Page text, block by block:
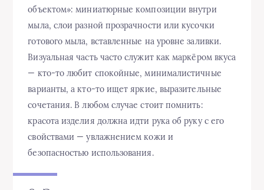
объектом»: миниатюрные композиции внутри
мыла, слои разной прозрачности или кусочки
готового мыла, вставленные на уровне заливки.
Визуальная часть часто служит как маркёром вкуса
— кто-то любит спокойные, минималистичные
варианты, а кто-то ищет яркие, выразительные
сочетания. В любом случае стоит помнить:
красота изделия должна идти рука об руку с его
свойствами — увлажнением кожи и
безопасностью использования.